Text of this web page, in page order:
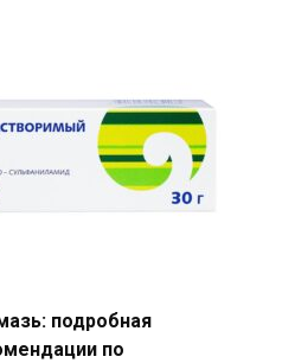
подробная
по